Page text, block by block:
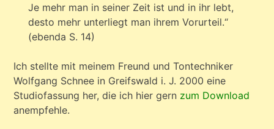
Je mehr man in seiner Zeit ist und in ihr lebt,
desto mehr unterliegt man ihrem Vorurteil.“
(ebenda S. 14)
Ich stellte mit meinem Freund und Tontechniker
Wolfgang Schnee in Greifswald i. J. 2000 eine
Studiofassung her, die ich hier gern zum Download
anempfehle.